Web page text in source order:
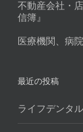
不動産会社・
信簿』
医療機関、病
最近の投稿
ライフデンタ